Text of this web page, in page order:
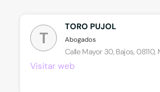
T
TORO PUJOL
Abogados
Calle Mayor 30, Bajos,
Visitar web